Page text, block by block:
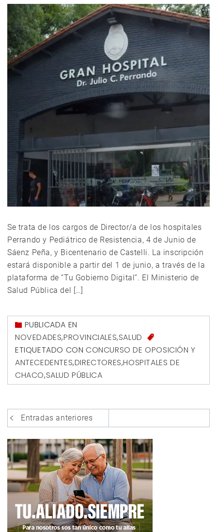
Se trata de los cargos de Director/a de los hospitales
Perrando y Pediátrico de Resistencia, 4 de Junio de
Sáenz Peña, y Bicentenario de Castelli. La inscripción
estará disponible a partir del 1 de junio, a través de la
plataforma de “Tu Gobierno Digital”. El Ministerio de
Salud Pública del […]
PUBLICADA EN
NOVEDADES,PROVINCIALES,SALUD
ETIQUETADO CON CONCURSO DE OPOSICIÓN Y
ANTECEDENTES,DIRECTORES,HOSPITALES DE
CHACO,SALUD PÚBLICA
Navegación
de
entradas
Entradas anteriores